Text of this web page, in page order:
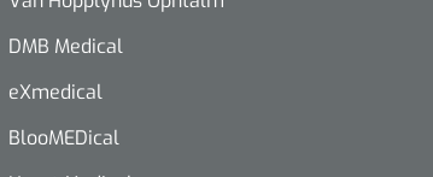
DMB Medical
eXmedical
BlooMEDical